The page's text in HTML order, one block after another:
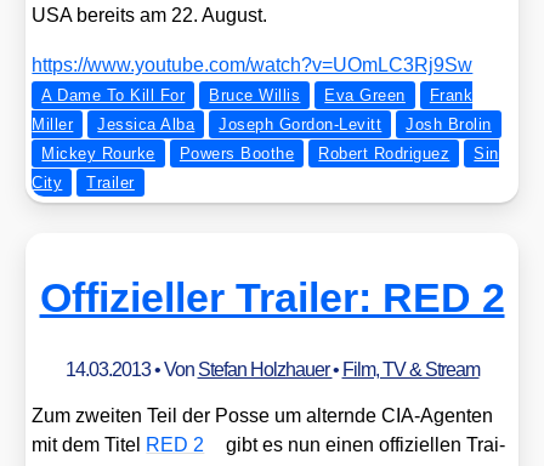
USA bereits am 22. August.
https://​www​.you​tube​.com/​w​a​t​c​h​?​v​=​U​O​m​L​C​3​R​j​9Sw
A Dame To Kill For Bruce Willis Eva Green
Frank
Miller
Jessica Alba Joseph Gordon-Levitt
Josh Brolin
Mickey Rourke
Powers Boothe Robert Rodriguez
Sin
City
Trailer
Offizieller Trailer: RED 2
14.03.2013• Von Stefan Holzhauer• Film, TV & Stream
Zum zwei­ten Teil der Pos­se um altern­de CIA-Agen­ten
mit dem Titel RED 2
gibt es nun einen offi­zi­el­len Trai­